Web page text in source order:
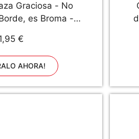
Graciosa - No
es Broma -
sarcástico
€
AHORA!